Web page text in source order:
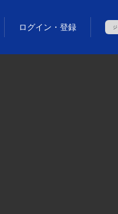
ログイン・登録